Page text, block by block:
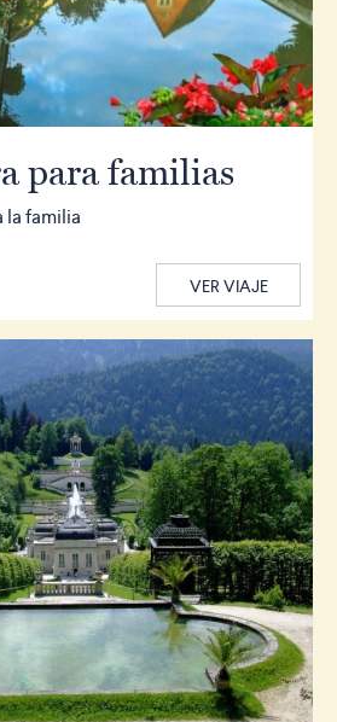
para familias
la familia
VER VIAJE